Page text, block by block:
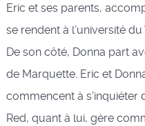
Eric et ses parents,
se rendent à l’université
De son côté, Donna part
de Marquette. Eric et
commencent à s’inquiéter
Red, quant à lui, gère